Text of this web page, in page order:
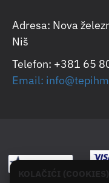
Adresa: Nova
Niš
Telefon: +381 65
Email:
KOLAČIĆI (COOKIES)